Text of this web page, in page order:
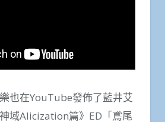
也在YouTube發佈了藍井艾
域Alicization篇》ED「鳶尾